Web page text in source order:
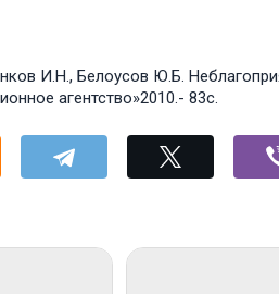
И.Н., Белоусов Ю.Б.
агентство»2010.- 83с.